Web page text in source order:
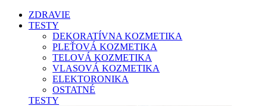
ZDRAVIE
TESTY
DEKORATÍVNA KOZMETIKA
PLEŤOVÁ KOZMETIKA
TELOVÁ KOZMETIKA
VLASOVÁ KOZMETIKA
ELEKTORONIKA
OSTATNÉ
TESTY